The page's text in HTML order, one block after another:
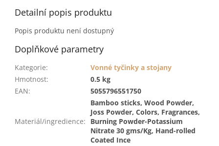
Detailní popis produktu
Popis produktu není dostupný
Doplňkové parametry
Kategorie:
Vonné tyčinky a stojany
Hmotnost:
0.5 kg
EAN: 5055796551750
Materiál/ingredience:
Bamboo sticks, Wood Powder,
Joss Powder, Colors, Fragrances,
Burning Powder-Potassium
Nitrate 30 gms/Kg, Hand-rolled
Coated Ince